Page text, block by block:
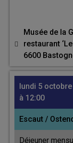
Musée de la
restaurant
6600
lundi 5
à 12:00
Escaut /
Déjeuner